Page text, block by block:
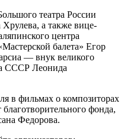
театра России
а также вице-
центра
балета» Егор
— внук великого
СССР Леонида
в фильмах о композиторах
фонда,
Федорова.